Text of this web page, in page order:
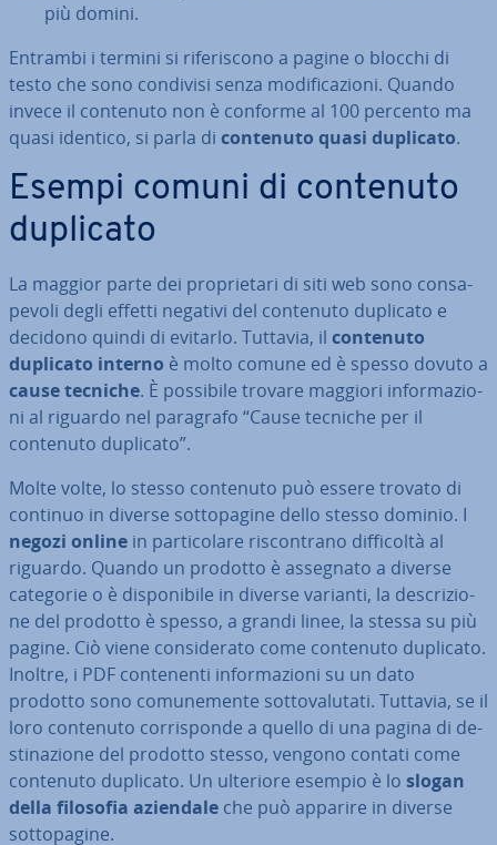
più domini.
Entrambi i termini si ri­fe­ri­sco­no a pagine o blocchi di
testo che sono condivisi senza mo­di­fi­ca­zio­ni. Quando
invece il contenuto non è conforme al 100 percento ma
quasi identico, si parla di contenuto quasi duplicato.
Esempi comuni di contenuto
duplicato
La maggior parte dei pro­prie­ta­ri di siti web sono con­sa­
pe­vo­li degli effetti negativi del contenuto duplicato e
decidono quindi di evitarlo. Tuttavia, il contenuto
duplicato interno è molto comune ed è spesso dovuto a
cause tecniche. È possibile trovare maggiori in­for­ma­zio­
ni al riguardo nel paragrafo “Cause tecniche per il
contenuto duplicato”.
Molte volte, lo stesso contenuto può essere trovato di
continuo in diverse sot­to­pa­gi­ne dello stesso dominio. I
negozi online in par­ti­co­la­re ri­scon­tra­no dif­fi­col­tà al
riguardo. Quando un prodotto è assegnato a diverse
categorie o è di­spo­ni­bi­le in diverse varianti, la de­scri­zio­
ne del prodotto è spesso, a grandi linee, la stessa su più
pagine. Ciò viene con­si­de­ra­to come contenuto duplicato.
Inoltre, i PDF con­te­nen­ti in­for­ma­zio­ni su un dato
prodotto sono co­mu­ne­men­te sot­to­va­lu­ta­ti. Tuttavia, se il
loro contenuto cor­ri­spon­de a quello di una pagina di de­
sti­na­zio­ne del prodotto stesso, vengono contati come
contenuto duplicato. Un ulteriore esempio è lo slogan
della filosofia aziendale che può apparire in diverse
sot­to­pa­gi­ne.